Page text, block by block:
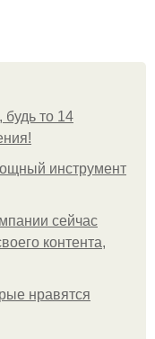
то 14
инструмент
сейчас
контента,
нравятся